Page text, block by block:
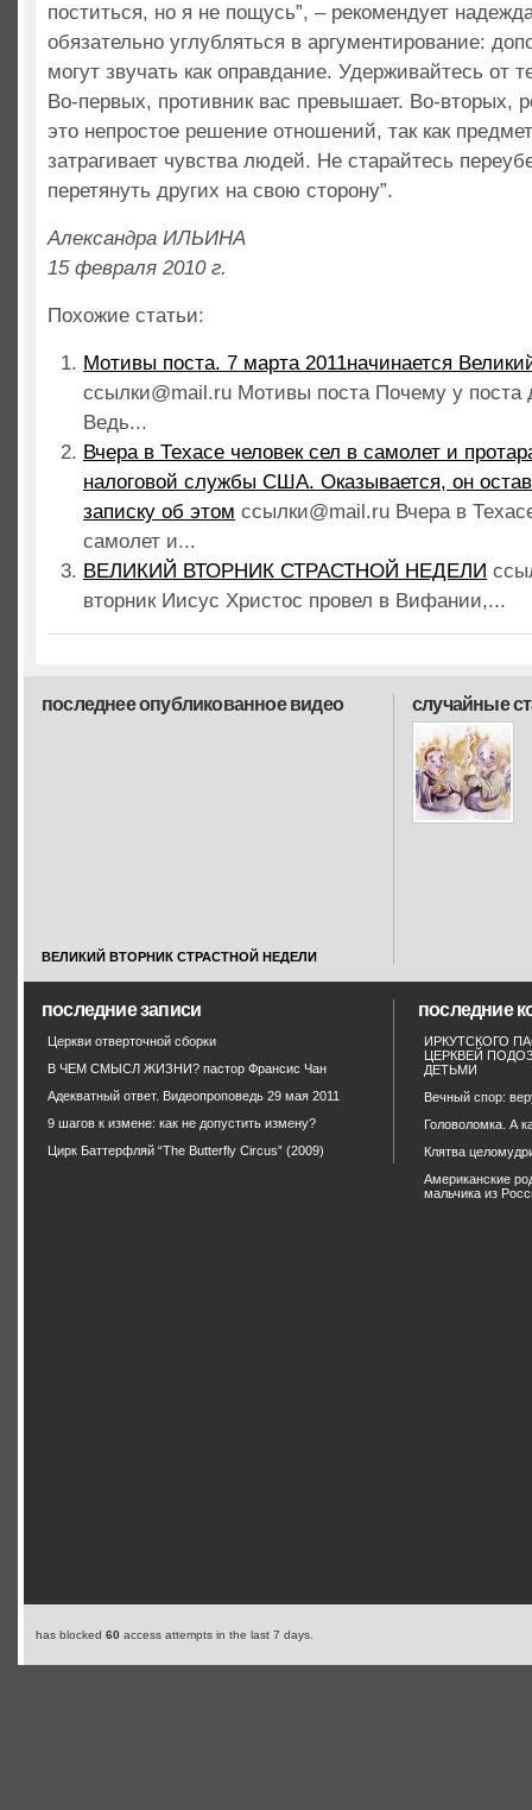
поститься, но я не пощусь”, – рекомендует
обязательно углубляться в аргументирование:
могут звучать как оправдание. Удерживайтесь от
Во-первых, противник вас превышает. Во-вторых,
это непростое решение отношений, так как
затрагивает чувства людей. Не старайтесь
перетянуть других на свою сторону”.
Александра ИЛЬИНА
15 февраля 2010 г.
Похожие статьи:
Мотивы поста. 7 марта 2011начинается
ссылки@mail.ru Мотивы поста Почему у поста
Ведь...
Вчера в Техасе человек сел в самолет и
налоговой службы США. Оказывается, он
записку об этом ссылки@mail.ru Вчера в
самолет и...
ВЕЛИКИЙ ВТОРНИК СТРАСТНОЙ НЕДЕЛИ
вторник Иисус Христос провел в Вифании,...
случайные
последнее опубликованное видео
ВЕЛИКИЙ ВТОРНИК СТРАСТНОЙ НЕДЕЛИ
последние записи
Церкви отверточной сборки
В ЧЕМ СМЫСЛ ЖИЗНИ? пастор Франсис Чан
Адекватный ответ. Видеопроповедь 29 мая 2011
9 шагов к измене: как не допустить измену?
Цирк Баттерфляй “The Butterfly Circus” (2009)
последние
ИРКУТСКОГО
ЦЕРКВЕЙ
ДЕТЬМИ
Вечный спор:
Головоломка. А
Клятва
Американские
мальчика из
has blocked 60 access attempts in the last 7 days.